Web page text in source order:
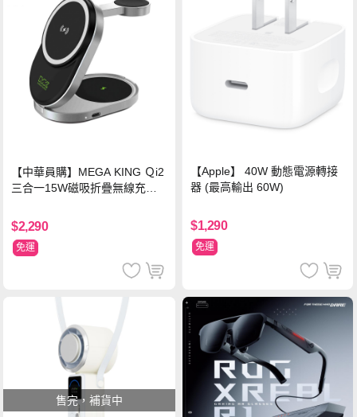
【中華員購】MEGA KING Ｑi2
三合一15W磁吸折疊無線充電
$2,290
免運
【Apple】 40W 動態電源轉接
器 (最高輸出 60W)
$1,290
免運
售完，補貨中